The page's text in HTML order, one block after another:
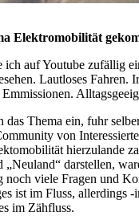
Elektromobilität
ich auf Youtube zufällig
Lautloses Fahren.
das Thema ein, fuhr
von
hierzulande
darstellen,
noch viele Fragen und
ist im Fluss, allerdings -
im Zähfluss.